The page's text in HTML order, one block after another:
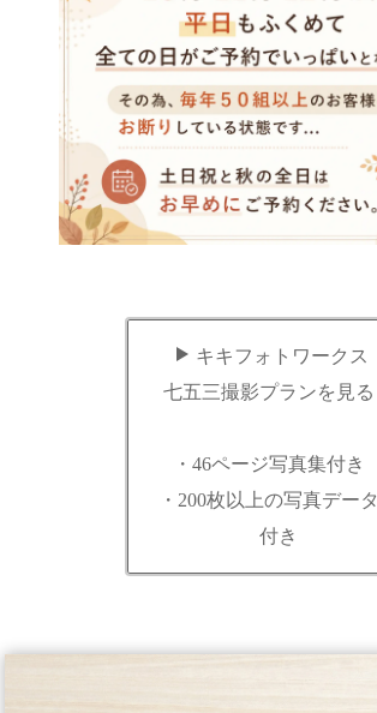
キキフォトワークス
七五三撮影プランを見る
・46ページ写真集付き
・200枚以上の写真データ
付き